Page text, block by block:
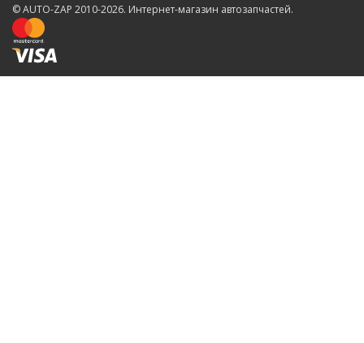
© AUTO-ZAP 2010-2026. Интернет-магазин автозапчастей.